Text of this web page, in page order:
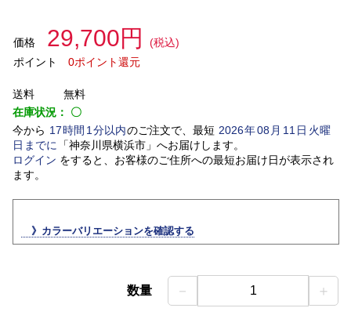
価格 29,700円
(税込)
ポイント
0ポイント還元
送料
無料
在庫状況： 〇
今から 17時間 1 分以内のご注文で、最短 2026年08 月 11 日火曜
日 までに 「神奈川県横浜市」 へお届けします。
ログイン をすると、お客様のご住所への最短お届け日が表示され
ます。
》カラーバリエーションを確認する
数量 － 1 ＋